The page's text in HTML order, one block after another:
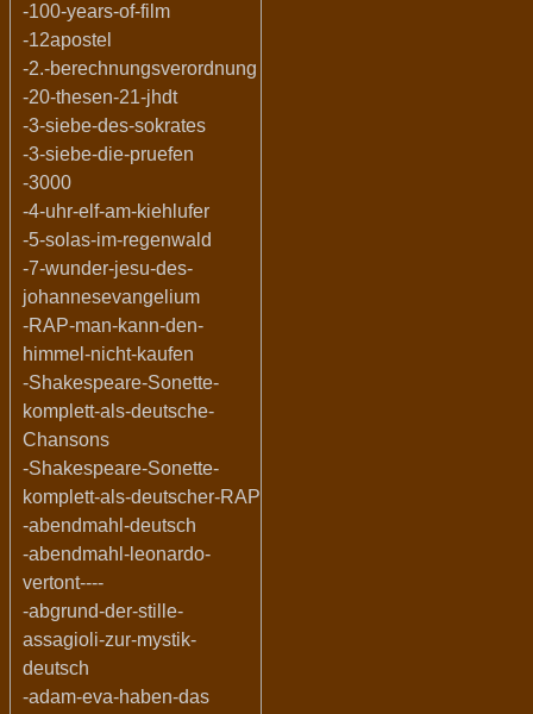
-100-years-of-film
-12apostel
-2.-berechnungsverordnung
-20-thesen-21-jhdt
-3-siebe-des-sokrates
-3-siebe-die-pruefen
-3000
-4-uhr-elf-am-kiehlufer
-5-solas-im-regenwald
-7-wunder-jesu-des-
johannesevangelium
-RAP-man-kann-den-
himmel-nicht-kaufen
-Shakespeare-Sonette-
komplett-als-deutsche-
Chansons
-Shakespeare-Sonette-
komplett-als-deutscher-RAP
-abendmahl-deutsch
-abendmahl-leonardo-
vertont----
-abgrund-der-stille-
assagioli-zur-mystik-
deutsch
-adam-eva-haben-das